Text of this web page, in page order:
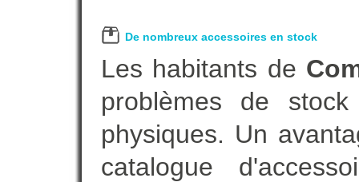
De nombreux accessoires en stock
Les habitants de
problèmes de
physiques. Un
catalogue